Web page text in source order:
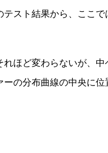
スト結果から、ここ
ほど変わらないが、
の分布曲線の中央に